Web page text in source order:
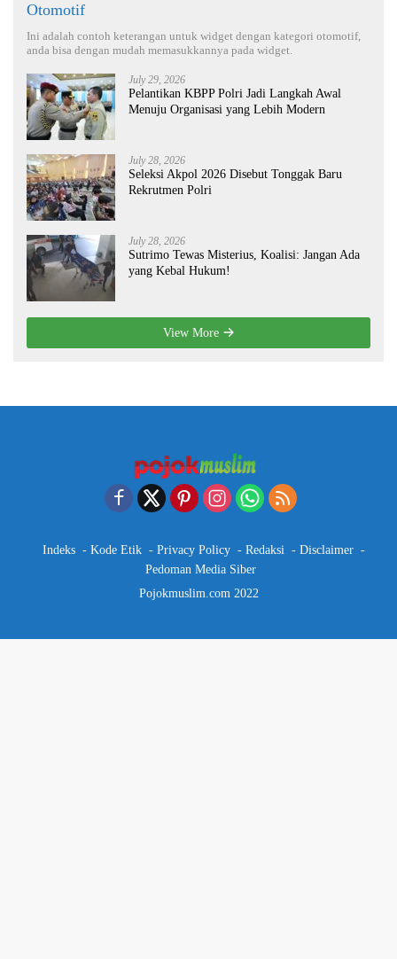
Otomotif
Ini adalah contoh keterangan untuk widget dengan kategori otomotif,
anda bisa dengan mudah memasukkannya pada widget.
July 29, 2026
Pelantikan KBPP Polri Jadi Langkah Awal
Menuju Organisasi yang Lebih Modern
July 28, 2026
Seleksi Akpol 2026 Disebut Tonggak Baru
Rekrutmen Polri
July 28, 2026
Sutrimo Tewas Misterius, Koalisi: Jangan Ada
yang Kebal Hukum!
View More
Indeks Kode Etik Privacy Policy Redaksi
Disclaimer
Pedoman Media Siber
Pojokmuslim.com 2022